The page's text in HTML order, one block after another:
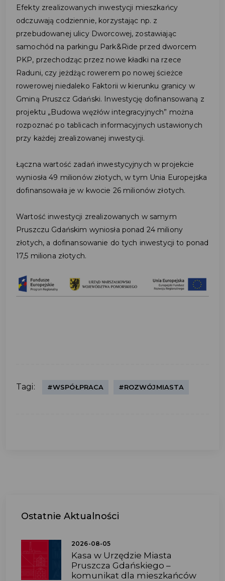
Efekty zrealizowanych inwestycji mieszkańcy
odczuwają codziennie, korzystając np. z
przebudowanej ulicy Dworcowej, zostawiając
samochód na parkingu Park&Ride przed dworcem
PKP, przechodząc przez nowe kładki na rzece
Raduni, czy jeżdżąc rowerem po nowej ścieżce
rowerowej niedaleko Faktorii w kierunku granicy w
Gminą Pruszcz Gdański. Inwestycję dofinansowaną z
projektu „Budowa węzłów integracyjnych” można
rozpoznać po tablicach informacyjnych ustawionych
przy każdej zrealizowanej inwestycji.
Łączna wartość zadań inwestycyjnych w projekcie
wyniosła 49 milionów złotych, w tym Unia Europejska
dofinansowała je w kwocie 26 milionów złotych.
Wartość inwestycji zrealizowanych w samym
Pruszczu Gdańskim wyniosła ponad 24 miliony
złotych, a dofinansowanie do tych inwestycji to ponad
17,5 miliona złotych.
Tagi: #WSPÓŁPRACA #ROZWÓJMIASTA
Ostatnie Aktualności
2026-08-05
Kasa w Urzędzie Miasta
Pruszcza Gdańskiego –
komunikat dla mieszkańców